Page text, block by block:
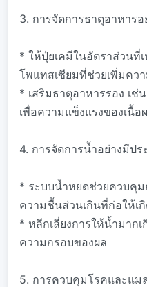
3. การจัดการธาตุอาหาร
* ให้ปุ๋ยเคมีในอัตราส่วนที่
โพแทสเซียมที่ช่วยเพิ่มคว
* เสริมธาตุอาหารรอง เช่
เพื่อความแข็งแรงของเนื้
4. การจัดการน้ำอย่างมีป
* ระบบน้ำหยดช่วยควบคุ
ความชื้นส่วนเกินที่ก่อให้เ
* หลีกเลี่ยงการให้น้ำมาก
ความกรอบของผล
5. การควบคุมโรคและแม